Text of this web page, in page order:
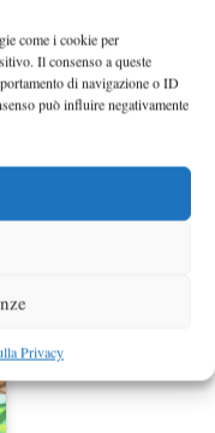
come i cookie per
Il consenso a queste
di navigazione o ID
può influire negativamente
Privacy